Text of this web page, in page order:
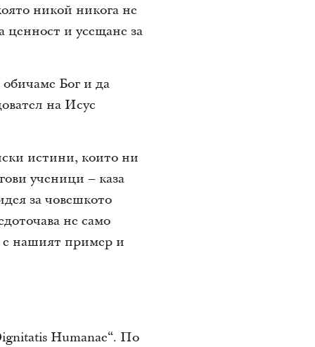
никой никога не
ценност и усещане за
Бог и да
на Исус
истини, които ни
ученици – каза
за човешкото
не само
е нашият пример и
Humanae“. По